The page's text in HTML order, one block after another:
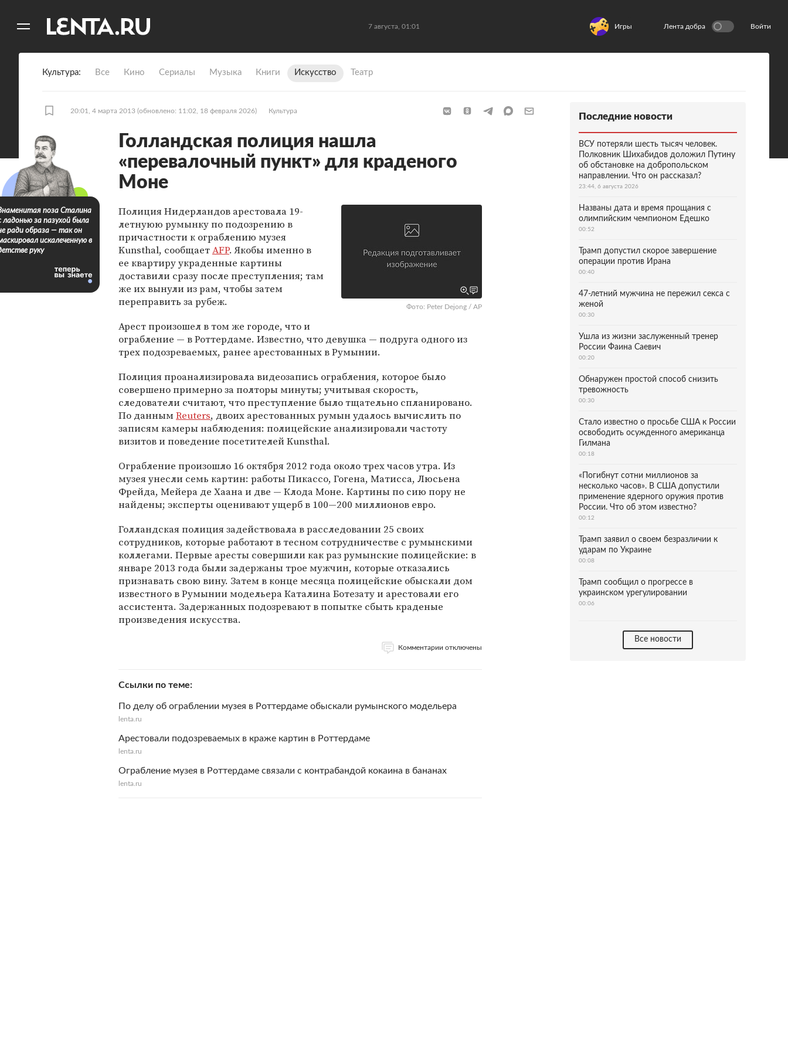
7 августа, 01:01 Игры Лента добра Войти
Культура Все Кино Сериалы Музыка Книги Искусство Театр
20:01, 4 марта 2013 (обновлено: 11:02, 18 февраля 2026) Культура
Голландская полиция нашла
«перевалочный пункт» для краденого
Моне
Фото: Peter Dejong / AP
Полиция Нидерландов арестовала 19-
летнуюю румынку по подозрению в
причастности к ограблению музея
Kunsthal, сообщаетAFP. Якобы именно в
ее квартиру украденные картины
доставили сразу после преступления; там
же их вынули из рам, чтобы затем
переправить за рубеж.
Арест произошел в том же городе, что и
ограбление — в Роттердаме. Известно, что девушка — подруга одного из
трех подозреваемых, ранее арестованных в Румынии.
Полиция проанализировала видеозапись ограбления, которое было
совершено примерно за полторы минуты; учитывая скорость,
следователи считают, что преступление было тщательно спланировано.
По даннымReuters, двоих арестованных румын удалось вычислить по
записям камеры наблюдения: полицейские анализировали частоту
визитов и поведение посетителей Kunsthal.
Ограбление произошло 16 октября 2012 года около трех часов утра. Из
музея унесли семь картин: работы Пикассо, Гогена, Матисса, Люсьена
Фрейда, Мейера де Хаана и две — Клода Моне. Картины по сию пору не
найдены; эксперты оценивают ущерб в 100—200 миллионов евро.
Голландская полиция задействовала в расследовании 25 своих
сотрудников, которые работают в тесном сотрудничестве с румынскими
коллегами. Первые аресты совершили как раз румынские полицейские: в
январе 2013 года были задержаны трое мужчин, которые отказались
признавать свою вину. Затем в конце месяца полицейские обыскали дом
известного в Румынии модельера Каталина Ботезату и арестовали его
ассистента. Задержанных подозревают в попытке сбыть краденые
произведения искусства.
Комментарии отключены
Ссылки по теме
По делу об ограблении музея в Роттердаме обыскали румынского модельера
lenta.ru
Арестовали подозреваемых в краже картин в Роттердаме
lenta.ru
Ограбление музея в Роттердаме связали с контрабандой кокаина в бананах
lenta.ru
поза Сталина
ладонью за пазухой была
ради образа — так он
искалеченную в
руку
Последние новости
ВСУ потеряли шесть тысяч человек.
Полковник Шихабидов доложил Путину
об обстановке на добропольском
направлении. Что он рассказал?
23:44, 6 августа 2026
Названы дата и время прощания с
олимпийским чемпионом Едешко
00:52
Трамп допустил скорое завершение
операции против Ирана
00:40
47-летний мужчина не пережил секса с
женой
00:30
Ушла из жизни заслуженный тренер
России Фаина Саевич
00:20
Обнаружен простой способ снизить
тревожность
00:30
Стало известно о просьбе США к России
освободить осужденного американца
Гилмана
00:18
«Погибнут сотни миллионов за
несколько часов». В США допустили
применение ядерного оружия против
России. Что об этом известно?
00:12
Трамп заявил о своем безразличии к
ударам по Украине
00:08
Трамп сообщил о прогрессе в
украинском урегулировании
00:06
Все новости